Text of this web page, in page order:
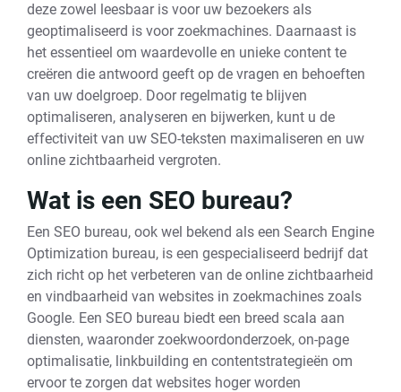
deze zowel leesbaar is voor uw bezoekers als
geoptimaliseerd is voor zoekmachines. Daarnaast is
het essentieel om waardevolle en unieke content te
creëren die antwoord geeft op de vragen en behoeften
van uw doelgroep. Door regelmatig te blijven
optimaliseren, analyseren en bijwerken, kunt u de
effectiviteit van uw SEO-teksten maximaliseren en uw
online zichtbaarheid vergroten.
Wat is een SEO bureau?
Een SEO bureau, ook wel bekend als een Search Engine
Optimization bureau, is een gespecialiseerd bedrijf dat
zich richt op het verbeteren van de online zichtbaarheid
en vindbaarheid van websites in zoekmachines zoals
Google. Een SEO bureau biedt een breed scala aan
diensten, waaronder zoekwoordonderzoek, on-page
optimalisatie, linkbuilding en contentstrategieën om
ervoor te zorgen dat websites hoger worden